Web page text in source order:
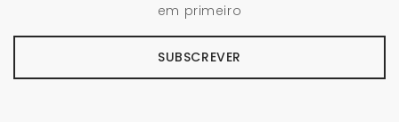
em primeiro
SUBSCREVER